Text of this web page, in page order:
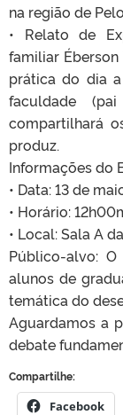
na região de
•⁠ ⁠Relato de
familiar
prática do dia
faculdade
compartilhará
produz.
Informações do
•⁠ ⁠Data: 13 de
•⁠ ⁠Horário:
•⁠ ⁠Local: Sala A
Público-alvo:
alunos de
temática do
Aguardamos a
debate
Compartilhe:
Facebook